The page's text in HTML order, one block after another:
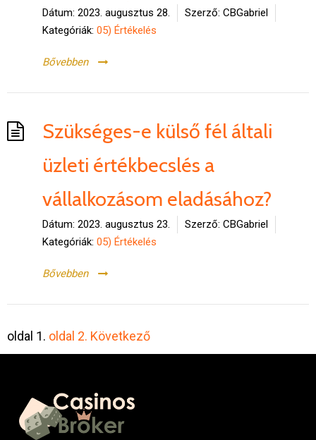
Dátum: 2023. augusztus 28. Szerző: CBGabriel
Kategóriák: 05) Értékelés
Bővebben
Szükséges-e külső fél általi
üzleti értékbecslés a
vállalkozásom eladásához?
Dátum: 2023. augusztus 23. Szerző: CBGabriel
Kategóriák: 05) Értékelés
Bővebben
Bejegyzések
oldalszámozása
oldal 1. oldal 2. Következő